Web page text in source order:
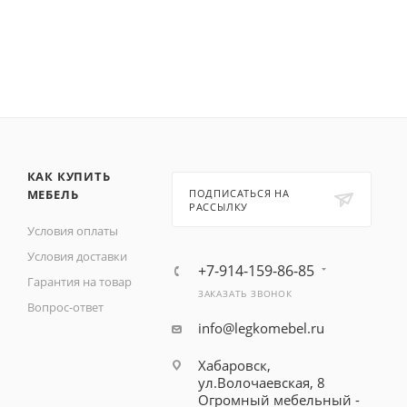
КАК КУПИТЬ
МЕБЕЛЬ
Условия оплаты
Условия доставки
Гарантия на товар
Вопрос-ответ
ПОДПИСАТЬСЯ НА
РАССЫЛКУ
+7-914-159-86-85
ЗАКАЗАТЬ ЗВОНОК
info@legkomebel.ru
Хабаровск,
ул.Волочаевская, 8
Огромный мебельный -